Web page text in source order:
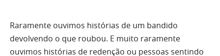
Raramente ouvimos histórias de um bandido
devolvendo o que roubou. E muito raramente
ouvimos histórias de redenção ou pessoas sentindo